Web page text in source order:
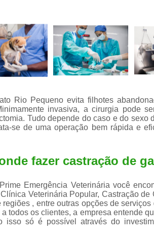
Rio Pequeno evita filhotes
invasiva, a cirurgia pode
Tudo depende do caso e do sexo
se de uma operação bem rápida e
fazer castração de
Emergência Veterinária você
Veterinária Popular, Castração
, entre outras opções de
todos os clientes, a empresa entende
isso só é possível através do